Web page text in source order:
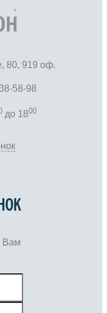
80, 919 оф.
58-98
до 1800
Вам